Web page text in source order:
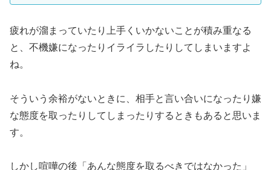
疲れが溜まっていたり上手くいかないことが積み重なる
と、不機嫌になったりイライラしたりしてしまいますよ
ね。
そういう余裕がないときに、相手と言い合いになったり嫌
な態度を取ったりしてしまったりするときもあると思いま
す。
しかし喧嘩の後「あんな態度を取るべきではなかった」